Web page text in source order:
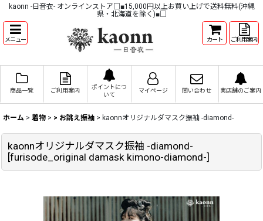
kaonn -日音衣- オンラインストア□■15,000円以上お買い上げで送料無料(沖縄
県・北海道を除く)■□
メニュー カート ご利用案内
商品一覧 ご利用案内
ポイントにつ
いて
マイページ 問い合わせ 実店舗のご案内
ホーム > 着物 > > お誂え振袖 > kaonnオリジナルダマスク振袖 -diamond-
kaonnオリジナルダマスク振袖 -diamond-
[furisode_original damask kimono-diamond-]